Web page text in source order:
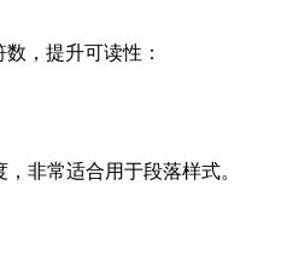
，提升可读性：
非常适合用于段落样式。